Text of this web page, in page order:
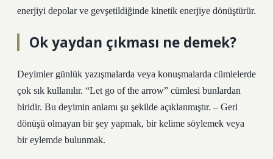
enerjiyi depolar ve gevşetildiğinde kinetik enerjiye dönüştürür.
Ok yaydan çıkması ne demek?
Deyimler günlük yazışmalarda veya konuşmalarda cümlelerde
çok sık kullanılır. “Let go of the arrow” cümlesi bunlardan
biridir. Bu deyimin anlamı şu şekilde açıklanmıştır. – Geri
dönüşü olmayan bir şey yapmak, bir kelime söylemek veya
bir eylemde bulunmak.